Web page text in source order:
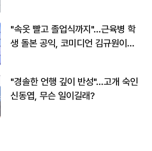
"속옷 빨고 졸업식까지"…근육병 학
생 돌본 공익, 코미디언 김규원이었
"경솔한 언행 깊이 반성"…고개 숙인
신동엽, 무슨 일이길래?